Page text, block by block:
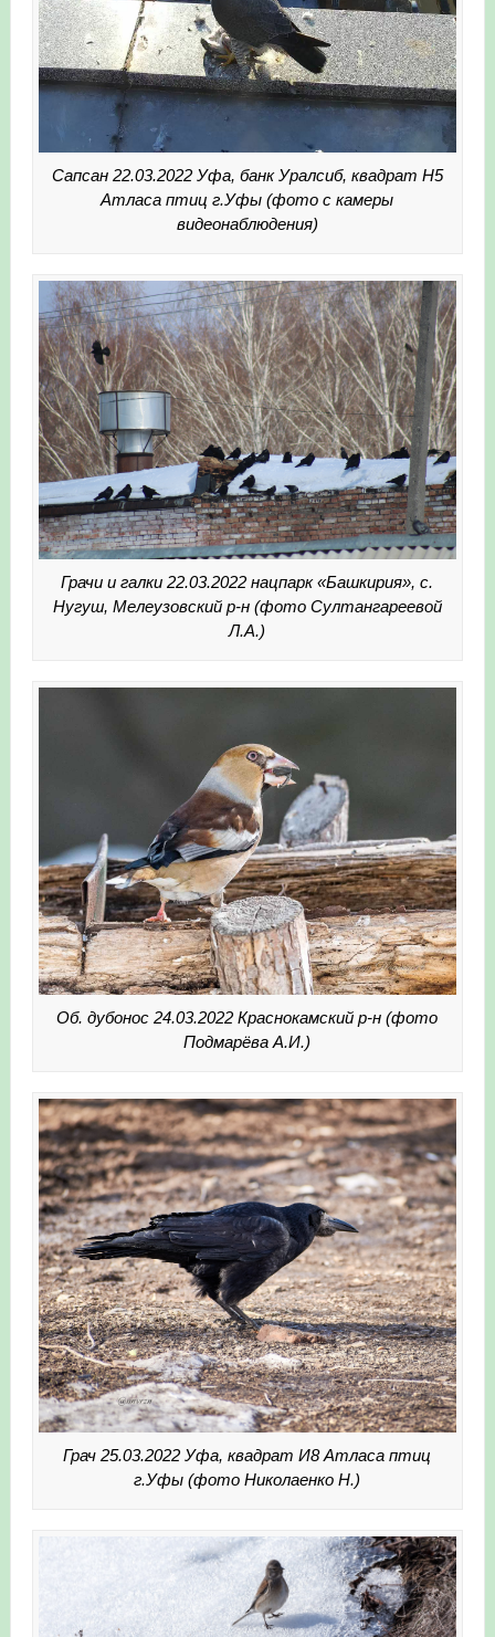
Сапсан 22.03.2022 Уфа, банк Уралсиб, квадрат Н5
Атласа птиц г.Уфы (фото с камеры
видеонаблюдения)
Грачи и галки 22.03.2022 нацпарк «Башкирия», с.
Нугуш, Мелеузовский р-н (фото Султангареевой
Л.А.)
Об. дубонос 24.03.2022 Краснокамский р-н (фото
Подмарёва А.И.)
Грач 25.03.2022 Уфа, квадрат И8 Атласа птиц
г.Уфы (фото Николаенко Н.)